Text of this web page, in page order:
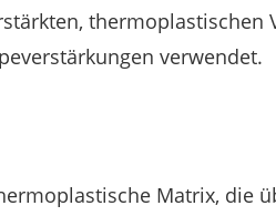
thermoplastischen
verwendet.
Matrix, die